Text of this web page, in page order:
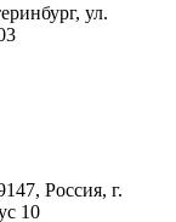
ул.
Россия, г.
10